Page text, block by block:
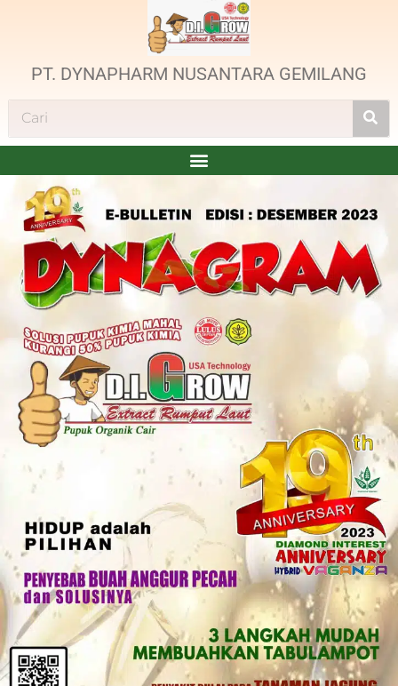
PT. DYNAPHARM NUSANTARA GEMILANG